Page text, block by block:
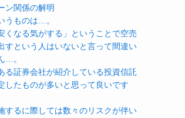
ン関係の解明
うものは…。
くなる気がする」ということで空売
すという人はいないと言って間違い
…。
る証券会社が紹介している投資信託
したものが多いと思って良いです
するに際しては数々のリスクが伴い